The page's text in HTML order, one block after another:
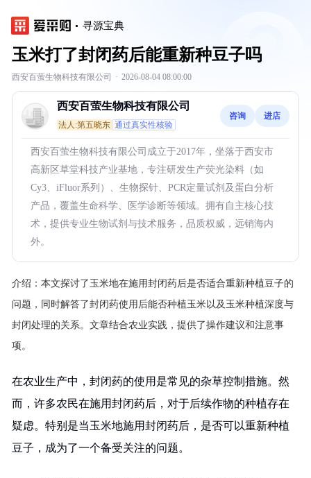
寻源宝典
玉米打了封闭药后能重新种豆子吗
西安百萤生物科技有限公司 · 2026-08-04 08:00:00
西安百萤生物科技有限公司
法人:第五晓东 通过真实性核验
咨询 进店
西安百萤生物科技有限公司成立于2017年，坐落于西安市
高新区草堂科技产业基地，专注研发生产荧光染料（如
Cy3、iFluor系列）、生物探针、PCR定量试剂及蛋白分析
产品，覆盖生命科学、医学诊断等领域。拥有自主核心技
术，提供专业生物试剂与技术服务，品质权威，远销海内
外。
介绍： 本文探讨了玉米地在施用封闭药后是否适合重新种植豆子的
问题，同时解答了封闭药使用后能否种植玉米以及玉米种植深度与
封闭处理的关系。文章结合农业实践，提供了操作建议和注意事
项。
在农业生产中，封闭药的使用是常见的杂草控制措施。然
而，许多农民在施用封闭药后，对于后续作物的种植存在
疑虑。特别是当玉米地施用封闭药后，是否可以重新种植
豆子，成为了一个备受关注的问题。